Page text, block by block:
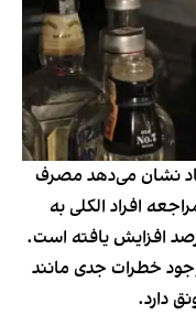
نشان می‌دهد مصرف
افراد الکلی به
درمانی در پنج سال گذشته تا ۵۰ درصد افزایش یافته است.
خطرات جدی مانند
دارد.